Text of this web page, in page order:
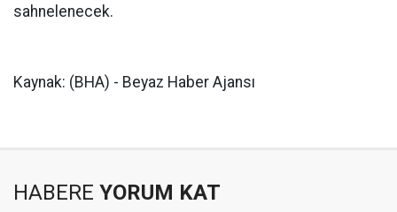
sahnelenecek.
Kaynak: (BHA) - Beyaz Haber Ajansı
HABERE YORUM KAT